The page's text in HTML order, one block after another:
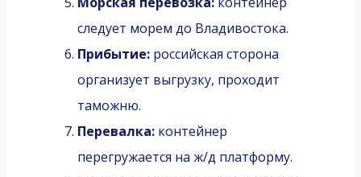
следует морем до Владивостока.
Прибытие: российская сторона
организует выгрузку, проходит
таможню.
Перевалка: контейнер
перегружается на ж/д платформу.